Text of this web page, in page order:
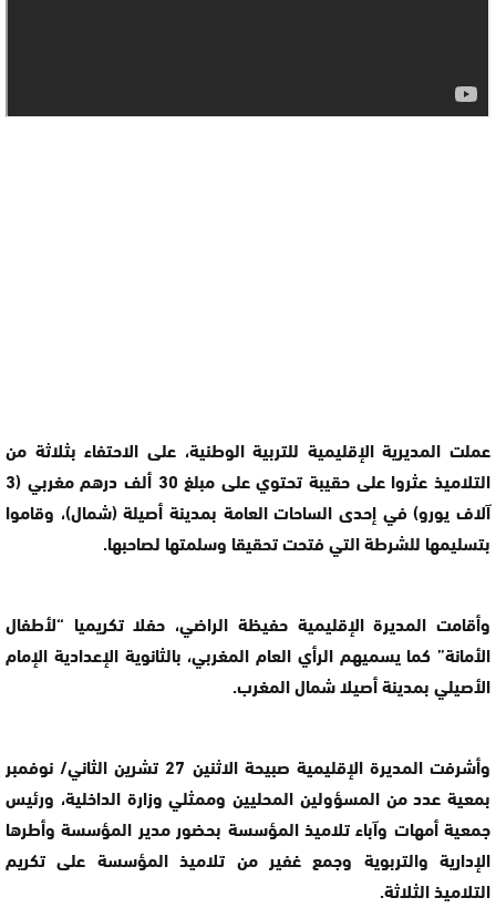
عملت المديرية الإقليمية للتربية الوطنية، على الاحتفاء بثلاثة من
التلاميذ عثروا على حقيبة تحتوي على مبلغ 30 ألف درهم مغربي (3
آلاف يورو) في إحدى الساحات العامة بمدينة أصيلة (شمال)، وقاموا
بتسليمها للشرطة التي فتحت تحقيقا وسلمتها لصاحبها.
وأقامت المديرة الإقليمية حفيظة الراضي، حفلا تكريميا “لأطفال
الأمانة” كما يسميهم الرأي العام المغربي، بالثانوية الإعدادية الإمام
الأصيلي بمدينة أصيلا شمال المغرب.
وأشرفت المديرة الإقليمية صبيحة الاثنين 27 تشرين الثاني/ نوفمبر
بمعية عدد من المسؤولين المحليين وممثلي وزارة الداخلية، ورئيس
جمعية أمهات وآباء تلاميذ المؤسسة بحضور مدير المؤسسة وأطرها
الإدارية والتربوية وجمع غفير من تلاميذ المؤسسة على تكريم
التلاميذ الثلاثة.